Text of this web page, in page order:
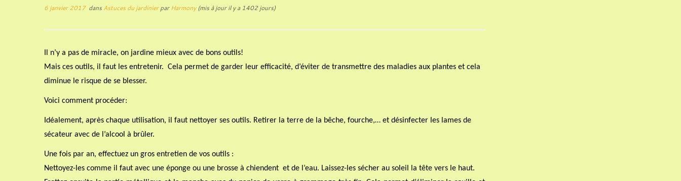
6 janvier 2017dans Astuces du jardinierparHarmony(mis à jour il y a 1402 jours)
Il n’y a pas de miracle, on jardine mieux avec de bons outils!
Mais ces outils, il faut les entretenir. Cela permet de garder leur efficacité, d’éviter de transmettre des maladies aux plantes et cela
diminue le risque de se blesser.
Voici comment procéder:
Idéalement, après chaque utilisation, il faut nettoyer ses outils. Retirer la terre de la bêche, fourche,… et désinfecter les lames de
sécateur avec de l’alcool à brûler.
Une fois par an, effectuez un gros entretien de vos outils :
Nettoyez-les comme il faut avec une éponge ou une brosse à chiendent et de l’eau. Laissez-les sécher au soleil la tête vers le haut.